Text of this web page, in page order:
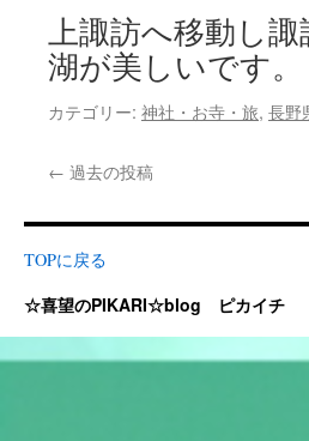
上諏訪へ移動し
湖が美しいです
カテゴリー: 神社・お寺・旅, 長野
← 過去の投稿
TOPに戻る
☆喜望のPIKARI☆blog ピカイチ